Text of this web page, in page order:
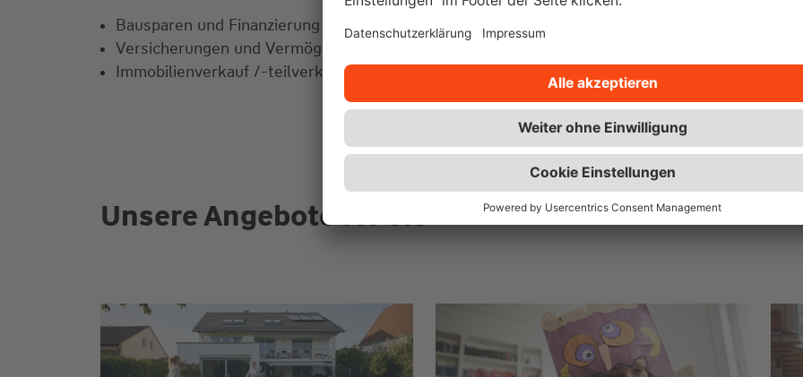
Bausparen und Finanzierung
Versicherungen und Vermögensanlage
Immobilienverkauf /-teilverkauf /-verrentung
Unsere Angebote für Sie